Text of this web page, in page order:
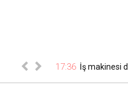
Cuma
17:36 İş makinesi